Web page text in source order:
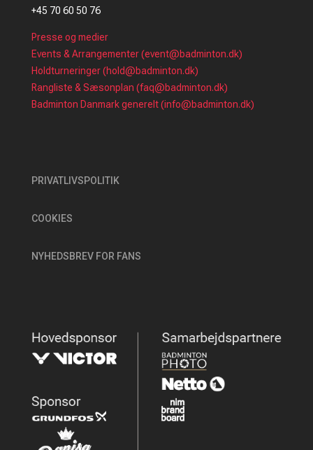
+45 70 60 50 76
Presse og medier
Events & Arrangementer (event@badminton.dk)
Holdturneringer (hold@badminton.dk)
Rangliste & Sæsonplan (faq@badminton.dk)
Badminton Danmark generelt (info@badminton.dk)
PRIVATLIVSPOLITIK
COOKIES
NYHEDSBREV FOR FANS